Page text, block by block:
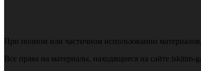
При полном или частичном использовании
Все права на материалы, находящиеся на сайте iskitim-